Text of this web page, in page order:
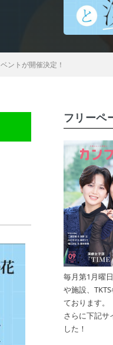
ントが開催決定！
フリーペ
毎月第1月曜
や施設、
ております。
さらに下記サ
した！